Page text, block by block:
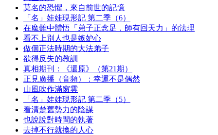
莫名的恐懼，來自前世的記憶
「名」娃娃現形記 第二季（6）
在魔難中體悟「弟子正念足，師有回天力」的法理
看不上別人也是嫉妒心
做個正法時期的大法弟子
欲得反失的教訓
真相期刊：《還原》（第21期）
正見廣播（音頻）：幸運不是偶然
山風吹作滿窗雲
「名」娃娃現形記 第二季（5）
看清楚舊勢力的陰謀
也說說對時間的執著
去掉不行就換的人心